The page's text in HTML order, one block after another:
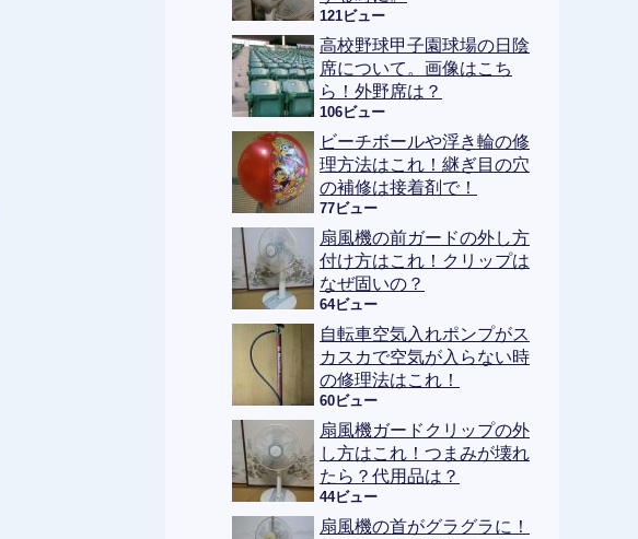
121ビュー
高校野球甲子園球場の日陰
席について。画像はこち
ら！外野席は？
106ビュー
ビーチボールや浮き輪の修
理方法はこれ！継ぎ目の穴
の補修は接着剤で！
77ビュー
扇風機の前ガードの外し方
付け方はこれ！クリップは
なぜ固いの？
64ビュー
自転車空気入れポンプがス
カスカで空気が入らない時
の修理法はこれ！
60ビュー
扇風機ガードクリップの外
し方はこれ！つまみが壊れ
たら？代用品は？
44ビュー
扇風機の首がグラグラに！